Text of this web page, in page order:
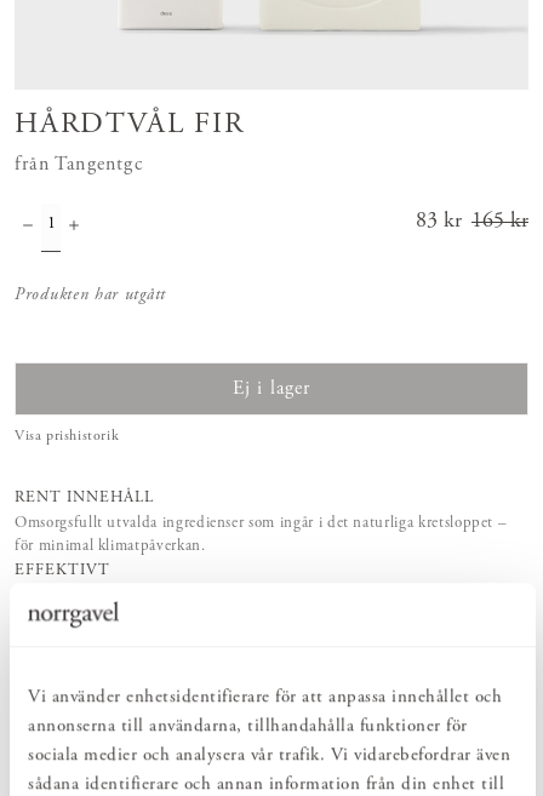
Vi använder enhetsidentifierare för att anpassa innehållet och
annonserna till användarna, tillhandahålla funktioner för
sociala medier och analysera vår trafik. Vi vidarebefordrar även
sådana identifierare och annan information från din enhet till
HÅRDTVÅL FIR
från Tangentgc
Nuvarande
83 kr 165 kr
Produkten har utgått
Ej i lager
Visa prishistorik
RENT INNEHÅLL
Omsorgsfullt utvalda ingredienser som ingår i det naturliga kretsloppet –
för minimal klimatpåverkan.
EFFEKTIVT
rent samvete.
hållbar vardag.
PRODUKTBESKRIVNING